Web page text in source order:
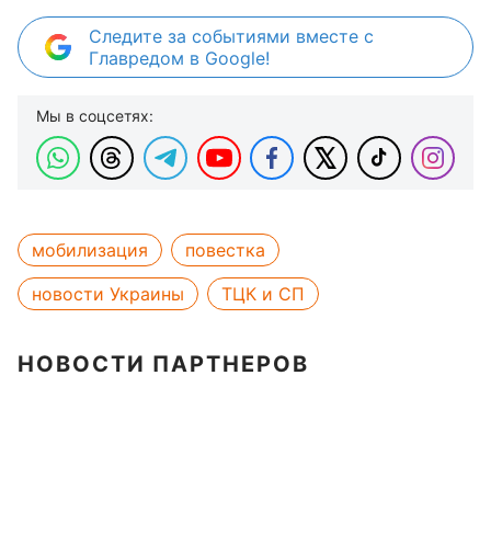
Следите за событиями вместе с
Главредом в Google!
Мы в соцсетях:
мобилизация
повестка
новости Украины
ТЦК и СП
НОВОСТИ ПАРТНЕРОВ